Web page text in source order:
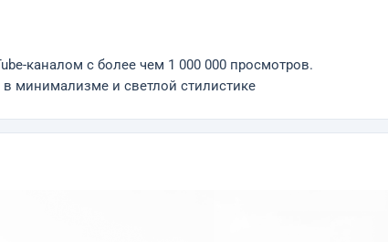
каналом с более чем 1 000 000 просмотров.
в минимализме и светлой стилистике